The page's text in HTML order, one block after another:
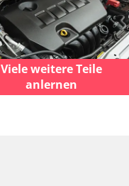
Viele weitere Teile
anlernen